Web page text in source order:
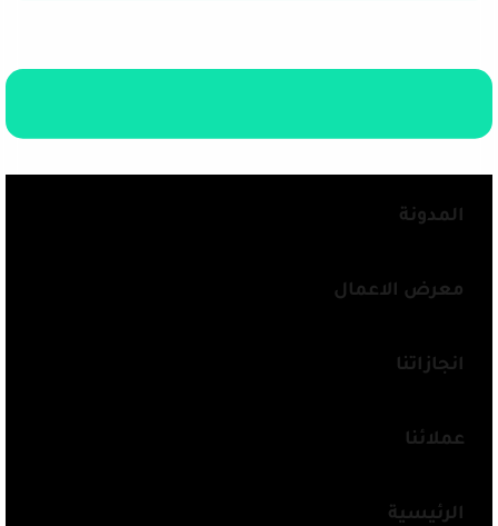
الرئيسية
عملائنا
انجازاتنا
معرض الاعمال
المدونة